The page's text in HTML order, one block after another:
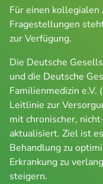
Für einen
Fragestellungen
zur Verfügung.
Die Deutsche
und die Deutsche
Familienmedizin e.V.
Leitlinie zur
mit chronischer,
aktualisiert. Ziel ist
Behandlung zu
Erkrankung zu
steigern.